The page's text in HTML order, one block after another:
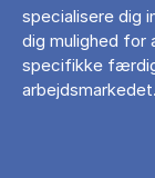
specialisere dig
dig mulighed for
specifikke
arbejdsmarkedet.